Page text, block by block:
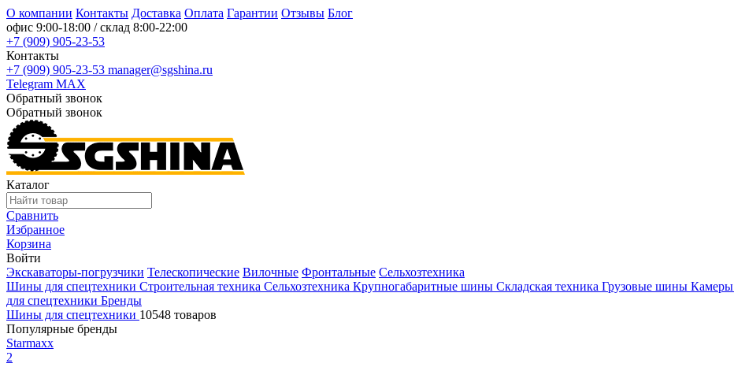
О компании Контакты Доставка Оплата Гарантии Отзывы Блог
офис 9:00-18:00 / склад 8:00-22:00
+7 (909) 905-23-53
Контакты
+7 (909) 905-23-53 manager@sgshina.ru
Telegram MAX
Обратный звонок
Обратный звонок
Каталог
Сравнить
Избранное
Корзина
Войти
Экскаваторы-погрузчики Телескопические Вилочные Фронтальные Сельхозтехника
Шины для спецтехники Строительная техника Сельхозтехника Крупногабаритные шины Складская техника Грузовые шины Камеры
для спецтехники Бренды
Шины для спецтехники 10548 товаров
Популярные бренды
Starmaxx
2